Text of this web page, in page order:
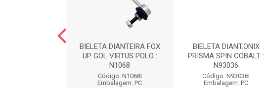
BIELETA DIANTEIRA FOX
UP GOL VIRTUS POLO :
N1068
Código: N1068I
Embalagem: PC
BIELETA DIANT.ONIX
PRISMA SPIN COBALT :
N93036
Código: N93036I
Embalagem: PC